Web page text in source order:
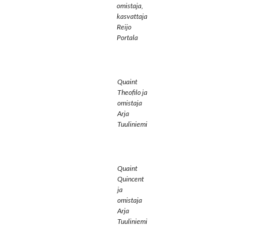
omistaja,
kasvattaja
Reijo
Portala
Quaint
Theofilo ja
omistaja
Arja
Tuuliniemi
Quaint
Quincent
ja
omistaja
Arja
Tuuliniemi